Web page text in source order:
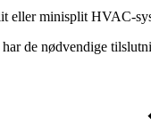
eller minisplit HVAC-
de nødvendige